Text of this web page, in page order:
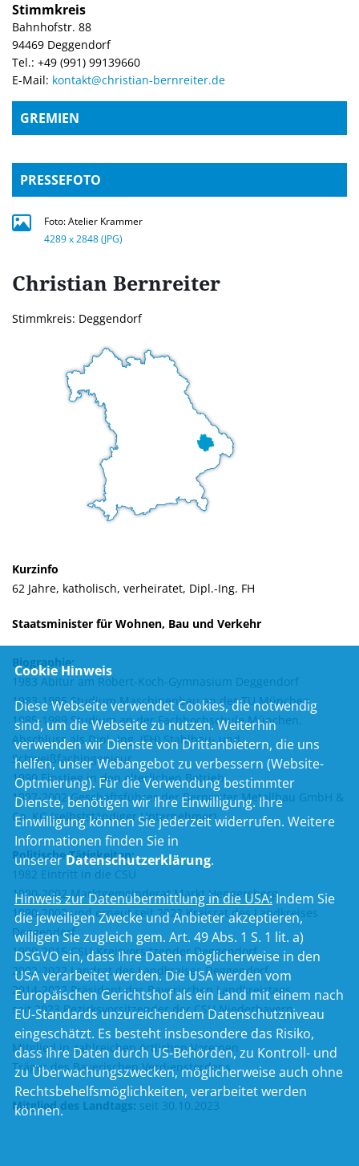
Stimmkreis
Bahnhofstr. 88
94469 Deggendorf
Tel.: +49 (991) 99139660
E-Mail: kontakt@christian-bernreiter.de
GREMIEN
PRESSEFOTO
Foto: Atelier Krammer
4289 x 2848 (JPG)
Christian Bernreiter
Stimmkreis: Deggendorf
Kurzinfo
62 Jahre, katholisch, verheiratet, Dipl.-Ing. FH
Staatsminister für Wohnen, Bau und Verkehr
Biographie:
1983 Abitur am Robert-Koch-Gymnasium Deggendorf
1983-1985 Studium Maschinenbau an der TU München
1985-1989 Studium an der Fachhochschule München,
Abschluss als Dipl.-Ing. (FH) Stahlbau- und
Schweißfachingenieur
1990 Einstieg in den elterlichen Betrieb
1997-2002 Geschäftsführer der Bernreiter Metallbau GmbH &
Co. KG (selbstständiger Unternehmer)
Politische Tätigkeiten:
1982 Eintritt in die CSU
1990-2002 Marktgemeinderat Markt Hengersberg
1990-2002 und erneut seit 2022 Kreisrat des Landkreises
Deggendorf
1999-2015 CSU-Kreisvorsitzender Deggendorf
2002-2022 Landrat des Landkreises Deggendorf
2014-2022 Präsident des Bayerischen Landkreistags
seit 2023 Bezirksvorsitzender der CSU Niederbayern
Mitglied in zahlreichen örtlichen Vereinen
Träger des Bayerischen Verdienstordens
Mitglied des Landtags: seit 30.10.2023
Cookie Hinweis
Diese Webseite verwendet Cookies, die notwendig
sind, um die Webseite zu nutzen. Weiterhin
verwenden wir Dienste von Drittanbietern, die uns
helfen, unser Webangebot zu verbessern (Website-
Optmierung). Für die Verwendung bestimmter
Dienste, benötigen wir Ihre Einwilligung. Ihre
Einwilligung können Sie jederzeit widerrufen. Weitere
Informationen finden Sie in
unsererDatenschutzerklärung.
Hinweis zur Datenübermittlung in die USA:Indem Sie
die jeweiligen Zwecke und Anbieter akzeptieren,
willigen Sie zugleich gem. Art. 49 Abs. 1 S. 1 lit. a)
DSGVO ein, dass Ihre Daten möglicherweise in den
USA verarbeitet werden. Die USA werden vom
Europäischen Gerichtshof als ein Land mit einem nach
EU-Standards unzureichendem Datenschutzniveau
eingeschätzt. Es besteht insbesondere das Risiko,
dass Ihre Daten durch US-Behörden, zu Kontroll- und
zu Überwachungszwecken, möglicherweise auch ohne
Rechtsbehelfsmöglichkeiten, verarbeitet werden
können.